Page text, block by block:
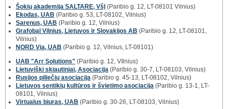
Šokių akademija SALTARE, VšĮ (Paribio g. 12, LT-08101 Vilnius)
Ekodas, UAB (Paribio g. 53, LT-08102, Vilnius)
Sarenus, UAB (Paribio g. 12, Vilnius)
Grafobal Vilnius, Lietuvos ir Slovakijos AB (Paribio g. 12, LT-08101,
Vilnius)
NORD Via, UAB (Paribio g. 12, Vilnius, LT-08101)
UAB "Arr Solutions" (Paribio g. 12, VIlnius)
Lietuviški skiautiniai, Asociacija (Paribio g. 30-7, LT-08103, Vilnius)
Rusijos piliečių asociacija (Paribio g. 45-13, LT-08102, Vilnius)
Lietuvos sentikių kultūros ir švietimo asociacija (Paribio g. 13-1, LT-
08101, Vilnius)
Virtualus biuras, UAB (Paribio g. 30-26, LT-08103, Vilnius)